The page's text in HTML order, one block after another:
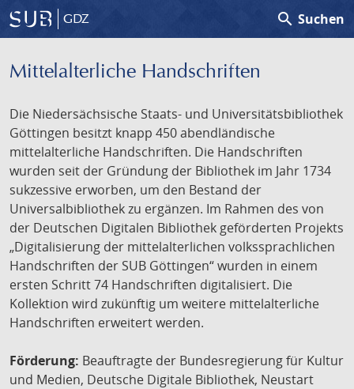
GDZ search Suchen
Mittelalterliche Handschriften
Die Niedersächsische Staats- und Universitätsbibliothek
Göttingen besitzt knapp 450 abendländische
mittelalterliche Handschriften. Die Handschriften
wurden seit der Gründung der Bibliothek im Jahr 1734
sukzessive erworben, um den Bestand der
Universalbibliothek zu ergänzen. Im Rahmen des von
der Deutschen Digitalen Bibliothek geförderten Projekts
„Digitalisierung der mittelalterlichen volkssprachlichen
Handschriften der SUB Göttingen“ wurden in einem
ersten Schritt 74 Handschriften digitalisiert. Die
Kollektion wird zukünftig um weitere mittelalterliche
Handschriften erweitert werden.
Förderung: Beauftragte der Bundesregierung für Kultur
und Medien, Deutsche Digitale Bibliothek, Neustart